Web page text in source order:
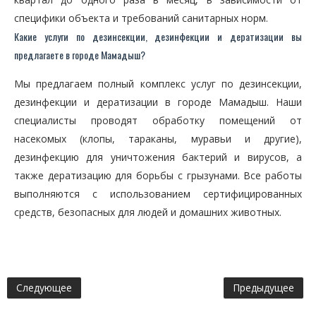
специфики объекта и требований санитарных норм.
Какие услуги по дезинсекции, дезинфекции и дератизации вы
предлагаете в городе Мамадыш?
Мы предлагаем полный комплекс услуг по дезинсекции,
дезинфекции и дератизации в городе Мамадыш. Наши
специалисты проводят обработку помещений от
насекомых (клопы, тараканы, муравьи и другие),
дезинфекцию для уничтожения бактерий и вирусов, а
также дератизацию для борьбы с грызунами. Все работы
выполняются с использованием сертифицированных
средств, безопасных для людей и домашних животных.
Следующее Предыдущее